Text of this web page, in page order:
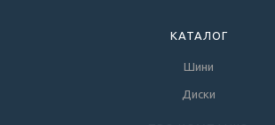
КАТАЛОГ
Шини
Диски